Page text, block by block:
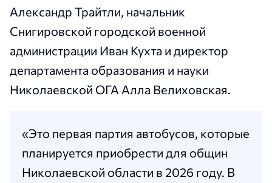
Александр Трайтли, начальник
Снигировской городской военной
администрации Иван Кухта и директор
департамента образования и науки
Николаевской ОГА Алла Велиховская.
«Это первая партия автобусов, которые
планируется приобрести для общин
Николаевской области в 2026 году. В